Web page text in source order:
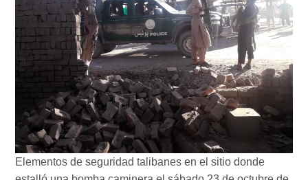
Elementos de seguridad talibanes en el sitio donde